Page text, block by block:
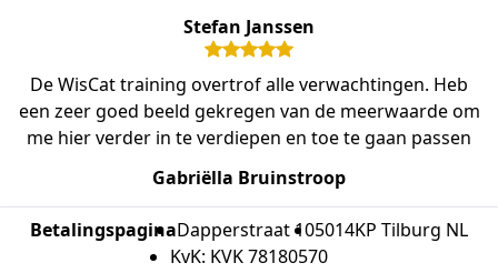
Stefan Janssen
De WisCat training overtrof alle verwachtingen. Heb
een zeer goed beeld gekregen van de meerwaarde om
me hier verder in te verdiepen en toe te gaan passen
Gabriëlla Bruinstroop
BetalingspaginaDapperstraat 105014KP Tilburg NL
KvK: KVK 78180570